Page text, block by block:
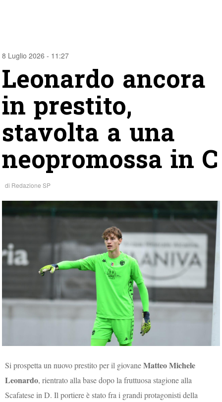
8 Luglio 2026 - 11:27
Leonardo ancora
in prestito,
stavolta a una
neopromossa in C
di Redazione SP
Si prospetta un nuovo prestito per il giovaneMatteo Michele
Leonardo, rientrato alla base dopo la fruttuosa stagione alla
Scafatese in D. Il portiere è stato fra i grandi protagonisti della